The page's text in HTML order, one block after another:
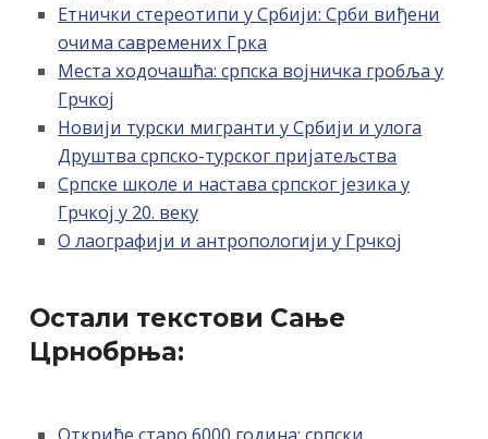
Етнички стереотипи у Србији: Срби виђени
очима савремених Грка
Места ходочашћа: српска војничка гробља у
Грчкој
Новији турски мигранти у Србији и улога
Друштва српско-турског пријатељства
Српске школе и настава српског језика у
Грчкој у 20. веку
О лаографији и антропологији у Грчкој
Остали текстови Сање
Црнобрњa: